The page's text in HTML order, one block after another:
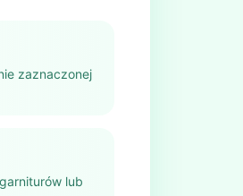
zaznaczonej
lub